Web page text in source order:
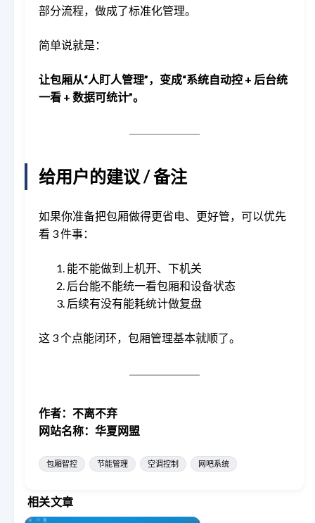
部分流程，做成了标准化管理。
简单说就是：
让包厢从“人盯人管理”，变成“系统自动控 + 后台统
一看 + 数据可统计”。
给用户的建议 / 备注
如果你准备把包厢做得更省电、更好管，可以优先
看 3 件事：
能不能做到上机开、下机关
后台能不能统一看包厢和设备状态
后续有没有能耗统计做复盘
这 3 个点能闭环，包厢管理基本就顺了。
作者：不离不弃
网站名称：华夏网盟
包厢智控 节能管理 空调控制 网吧系统
相关文章